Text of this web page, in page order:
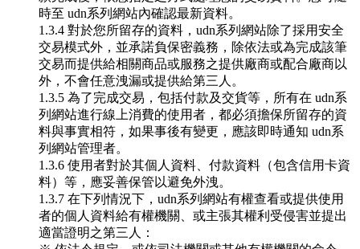
時至 udn系列網站內確認最新資料。
1.3.4 對於您所留存的資料，udn系列網站除了採用安全
交易模式外，並承諾負保密義務，除依法或為完成該筆
交易而提供給相關商品或服務之提供廠商或配合廠商以
外，不會任意洩漏或提供給第三人。
1.3.5 為了完成交易，包括付款及交貨等，所有在 udn系
列網站進行線上消費的使用者，都必須擔保所留存的資
料與事實相符，如果事後有變更，應該即時通知 udn系
列網站管理者。
1.3.6 使用者對於其個人資料、付款資料（包含信用卡資
料）等，應妥善保管以避免外洩。
1.3.7 在下列情況下，udn系列網站有權查看或提供使用
者的個人資料給有權機關、或主張其權利受侵害並提出
適當證明之第三人：